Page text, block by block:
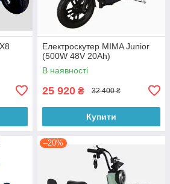
Електроскутер MIMA Junior
(500W 48V 20Ah)
В наявності
25 920 ₴ 32 400 ₴
Купити
–20%